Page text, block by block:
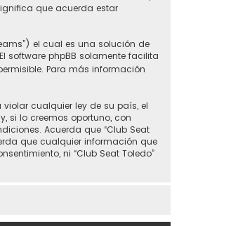
que acuerda estar
el cual es una solución de
software phpBB solamente facilita
Para más información
cualquier ley de su país, el
si lo creemos oportuno, con
Acuerda que “Club Seat
que cualquier información que
ni “Club Seat Toledo”